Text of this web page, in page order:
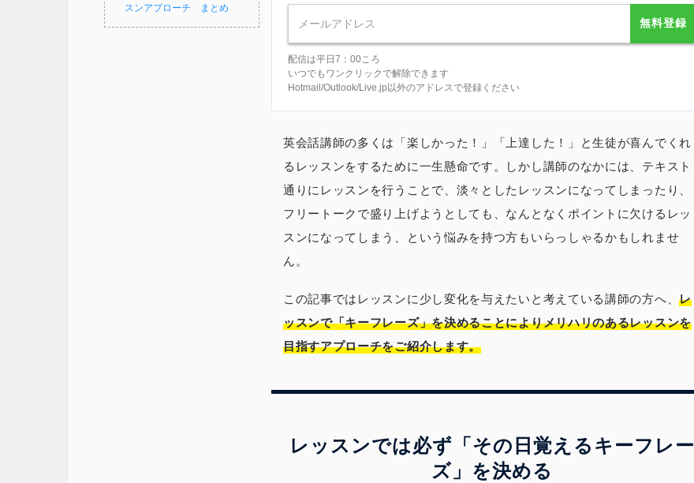
スンアプローチ まとめ
無料登録
配信は平日7：00ころ
いつでもワンクリックで解除できます
Hotmail/Outlook/Live.jp以外のアドレスで登録ください
英会話講師の多くは「楽しかった！」「上達した！」と生徒が喜んでくれ
るレッスンをするために一生懸命です。しかし講師のなかには、テキスト
通りにレッスンを行うことで、淡々としたレッスンになってしまったり、
フリートークで盛り上げようとしても、なんとなくポイントに欠けるレッ
スンになってしまう、という悩みを持つ方もいらっしゃるかもしれませ
ん。
この記事ではレッスンに少し変化を与えたいと考えている講師の方へ、レ
ッスンで「キーフレーズ」を決めることによりメリハリのあるレッスンを
目指すアプローチをご紹介します。
レッスンでは必ず「その日覚えるキーフレー
ズ」を決める